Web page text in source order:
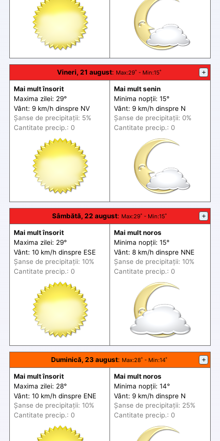
Vineri, 21 august: Max:29˚ - Min:15˚ +
Mai mult însorit
Maxima zilei: 29°
Vânt: 9 km/h dinspre NV
Șanse de precipitații: 5%
Cantitate precip.: 0
Mai mult senin
Minima nopții: 15°
Vânt: 9 km/h dinspre N
Șanse de precipitații: 0%
Cantitate precip.: 0
Sâmbătă, 22 august: Max:29˚ - Min:15˚ +
Mai mult însorit
Maxima zilei: 29°
Vânt: 10 km/h dinspre ESE
Șanse de precipitații: 10%
Cantitate precip.: 0
Mai mult noros
Minima nopții: 15°
Vânt: 8 km/h dinspre NNE
Șanse de precipitații: 10%
Cantitate precip.: 0
Duminică, 23 august: Max:28˚ - Min:14˚ +
Mai mult însorit
Maxima zilei: 28°
Vânt: 10 km/h dinspre ENE
Șanse de precipitații: 10%
Cantitate precip.: 0
Mai mult noros
Minima nopții: 14°
Vânt: 9 km/h dinspre N
Șanse de precipitații: 25%
Cantitate precip.: 0